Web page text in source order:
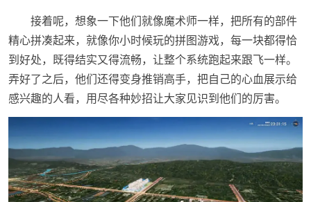
接着呢，想象一下他们就像魔术师一样，把所有的部件
精心拼凑起来，就像你小时候玩的拼图游戏，每一块都得恰
到好处，既得结实又得流畅，让整个系统跑起来跟飞一样。
弄好了之后，他们还得变身推销高手，把自己的心血展示给
感兴趣的人看，用尽各种妙招让大家见识到他们的厉害。